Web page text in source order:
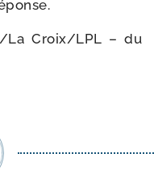
Croix/​LPL – du